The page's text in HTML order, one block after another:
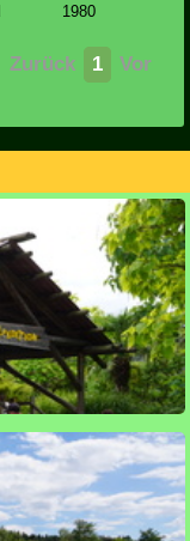
1980
Zurück 1 Vor